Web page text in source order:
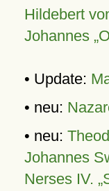
Hildebert
Johannes
• Update:
• neu:
• neu:
Johannes
Nerses IV.